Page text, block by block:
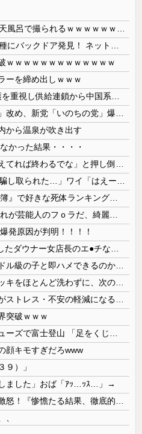
ｗｗｗｗｗｗｗｗｗｗｗｗｗ
ーを締め出しｗｗｗ
から温泉が吹き出す
かった結果・・・・
発原因が判明！！！！
突破ｗｗｗ
顔キモすぎだろwww
９）」
ました」おば「ｱｯ…ｯｽ…」→
、